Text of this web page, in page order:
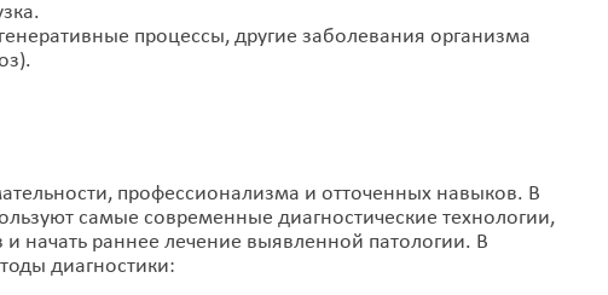
процессы, другие заболевания организма
профессионализма и отточенных навыков. В
самые современные диагностические технологии,
начать раннее лечение выявленной патологии. В
диагностики: